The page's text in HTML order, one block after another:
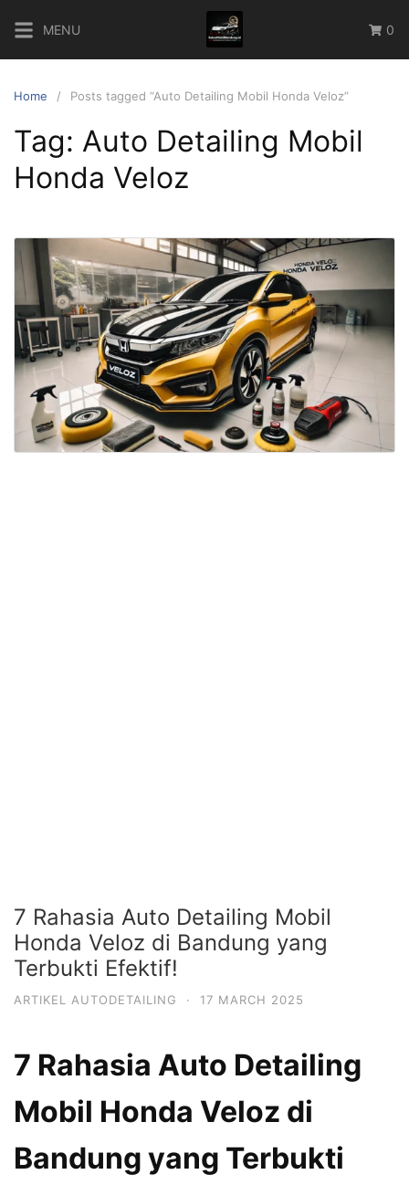
content
MENU 0
Home Posts tagged “Auto Detailing Mobil Honda Veloz”
Tag: Auto Detailing Mobil
Honda Veloz
7 Rahasia Auto Detailing Mobil
Honda Veloz di Bandung yang
Terbukti Efektif!
ARTIKEL AUTODETAILING · 17 MARCH 2025
7 Rahasia Auto Detailing
Mobil Honda Veloz di
Bandung yang Terbukti